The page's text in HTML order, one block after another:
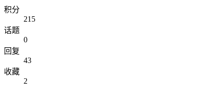
积分
215
话题
0
回复
43
收藏
2